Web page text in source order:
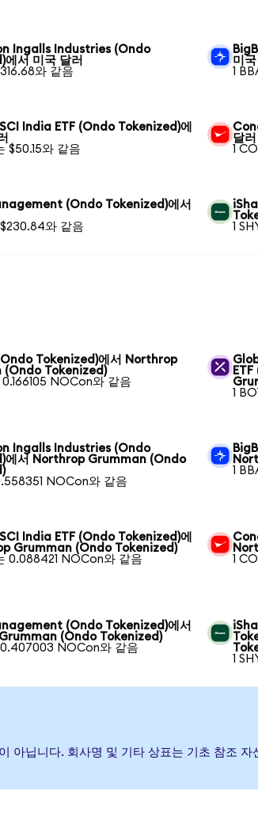
Ingalls Industries (Ondo
서 미국 달러
와 같음
미국
1
India ETF (Ondo Tokenized)에
$50.15와 같음
달러
1
(Ondo Tokenized)에서
와 같음
1
Tokenized)에서 Northrop
(Ondo Tokenized)
NOCon와 같음
1
Ingalls Industries (Ondo
에서 Northrop Grumman (Ondo
NOCon와 같음
1
India ETF (Ondo Tokenized)에
Grumman (Ondo Tokenized)
0.088421 NOCon와 같음
1
(Ondo Tokenized)에서
(Ondo Tokenized)
0.407003 NOCon와 같음
1
닙니다. 회사명 및 기타 상표는 기초 참조 자